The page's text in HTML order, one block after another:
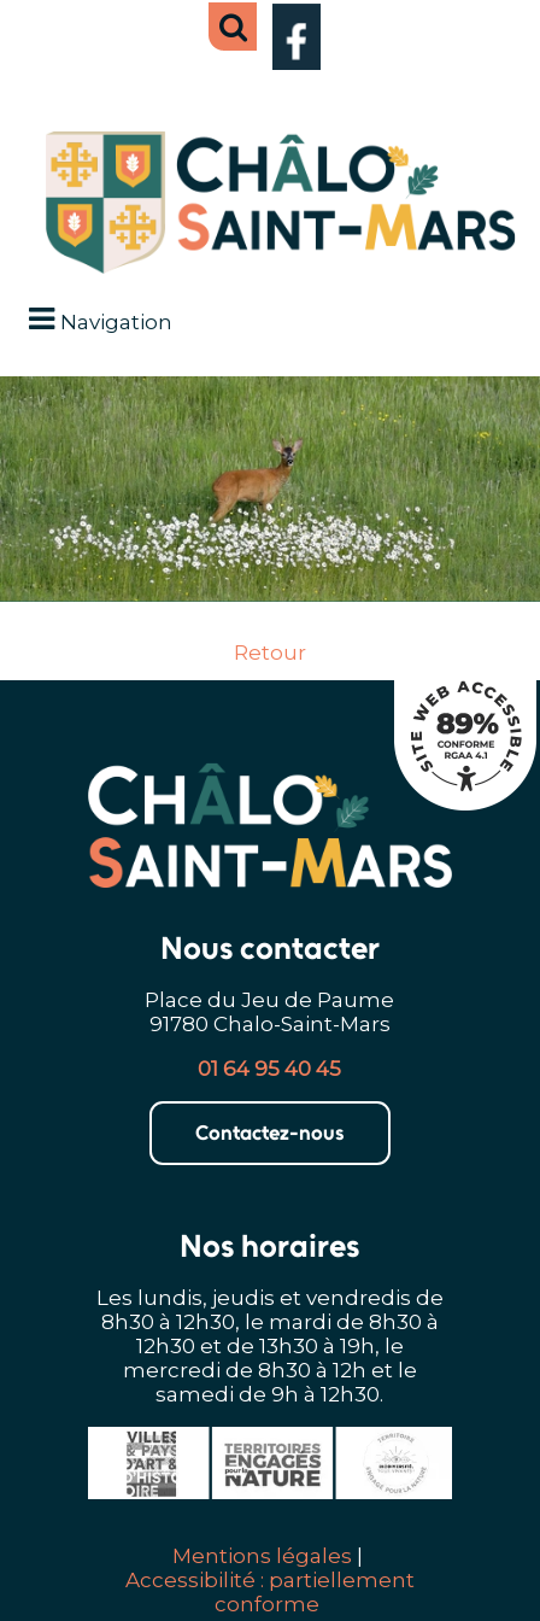
Navigation
Retour
Nous contacter
Place du Jeu de Paume
91780 Chalo-Saint-Mars
01 64 95 40 45
Contactez-nous
Nos horaires
Les lundis, jeudis et vendredis de
8h30 à 12h30, le mardi de 8h30 à
12h30 et de 13h30 à 19h, le
mercredi de 8h30 à 12h et le
samedi de 9h à 12h30.
Mentions légales
Accessibilité : partiellement
conforme